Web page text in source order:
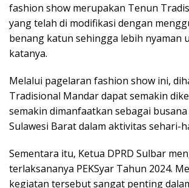
fashion show merupakan Tenun
yang telah di modifikasi dengan
benang katun sehingga lebih nyaman
katanya.
Melalui pagelaran fashion show ini,
Tradisional Mandar dapat semakin
semakin dimanfaatkan sebagai
Sulawesi Barat dalam aktivitas sehari-
Sementara itu, Ketua DPRD Sulbar
terlaksananya PEKSyar Tahun 2024.
kegiatan tersebut sangat penting